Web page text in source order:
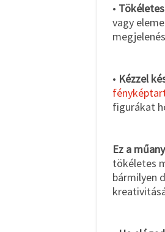
•
vagy
• Kézzel
figurákat
Ez a
tökéletes
bármilyen